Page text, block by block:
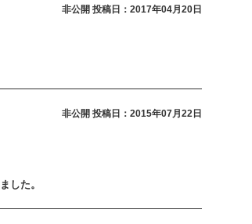
非公開 投稿日：2017年04月20日
非公開 投稿日：2015年07月22日
した。